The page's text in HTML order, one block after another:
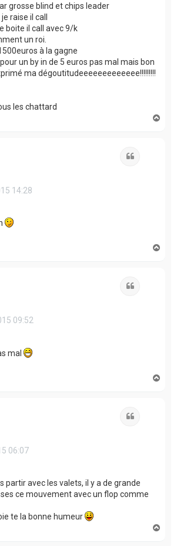
grosse blind et chips leader
raise il call
boite il call avec 9/k
un roi.
à la gagne
un by in de 5 euros pas mal mais bon
ma dégoutitudeeeeeeeeeeeee!!!!!!!!!
les chattard
14:28
09:52
mal
06:07
partir avec les valets, il y a de grande
ce mouvement avec un flop comme
te la bonne humeur